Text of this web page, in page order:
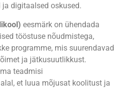
digitaalsed oskused.
eesmärk on ühendada
tööstuse nõudmistega,
programme, mis suurendavad
ja jätkusuutlikkust.
teadmisi
et luua mõjusat koolitust ja